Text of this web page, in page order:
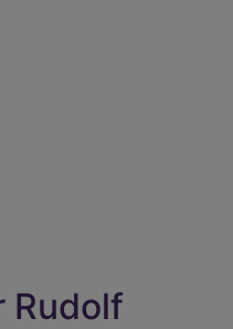
Rudolf